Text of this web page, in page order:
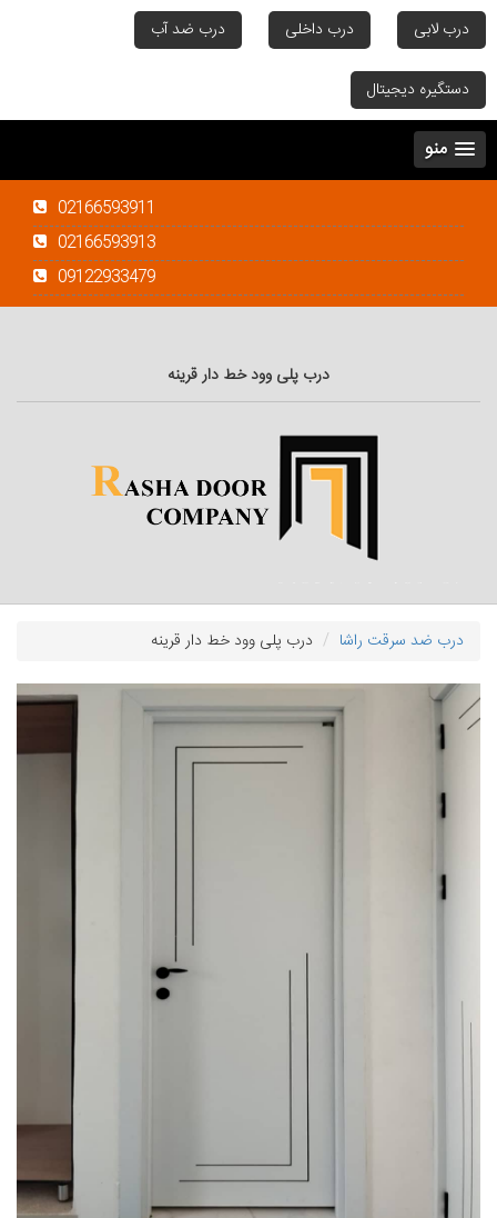
درب لابی درب داخلی درب ضد آب
دستگیره دیجیتال
منو
02166593911
02166593913
09122933479
درب پلی وود خط دار قرینه
درب ضد سرقت راشا درب پلی وود خط دار قرینه